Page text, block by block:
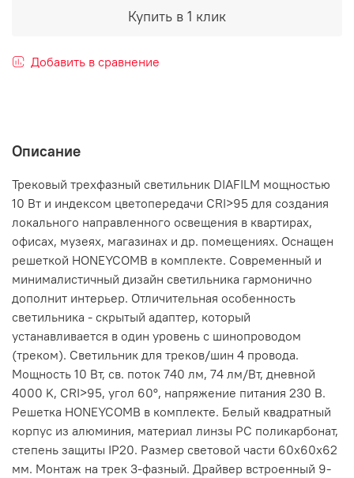
Купить в 1 клик
Добавить в сравнение
Описание
Трековый трехфазный светильник DIAFILM мощностью
10 Вт и индексом цветопередачи CRI>95 для создания
локального направленного освещения в квартирах,
офисах, музеях, магазинах и др. помещениях. Оснащен
решеткой HONEYCOMB в комплекте. Современный и
минималистичный дизайн светильника гармонично
дополнит интерьер. Отличительная особенность
светильника - скрытый адаптер, который
устанавливается в один уровень с шинопроводом
(треком). Светильник для треков/шин 4 провода.
Мощность 10 Вт, св. поток 740 лм, 74 лм/Вт, дневной
4000 K, CRI>95, угол 60°, напряжение питания 230 В.
Решетка HONEYCOMB в комплекте. Белый квадратный
корпус из алюминия, материал линзы PC поликарбонат,
степень защиты IP20. Размер световой части 60х60х62
мм. Монтаж на трек 3-фазный. Драйвер встроенный 9-